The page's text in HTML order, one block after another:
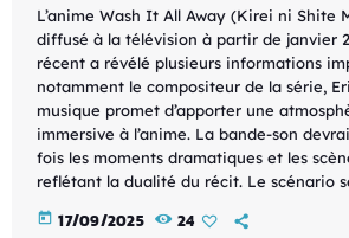
L’anime Wash It All Away (Kirei ni Shite
diffusé à la télévision à partir de janvier
récent a révélé plusieurs informations
notamment le compositeur de la série,
musique promet d’apporter une
immersive à l’anime. La bande-son
fois les moments dramatiques et les
reflétant la dualité du récit. Le scénario
today 17/09/2025 24